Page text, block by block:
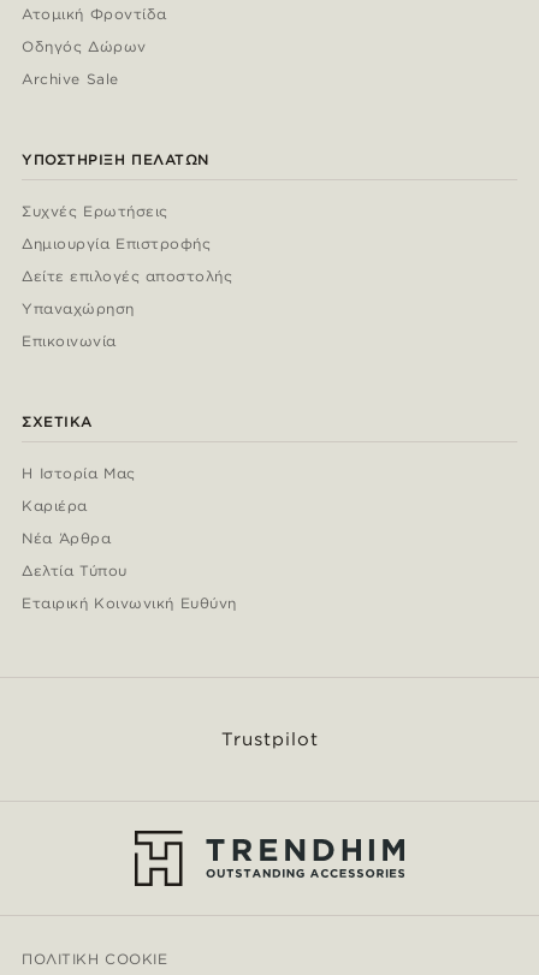
Ατομική Φροντίδα
Οδηγός Δώρων
Archive Sale
ΥΠΟΣΤΉΡΙΞΗ ΠΕΛΑΤΏΝ
Συχνές Ερωτήσεις
Δημιουργία Επιστροφής
Δείτε επιλογές αποστολής
Υπαναχώρηση
Επικοινωνία
ΣΧΕΤΙΚΆ
Η Ιστορία Μας
Καριέρα
Νέα Άρθρα
Δελτία Τύπου
Εταιρική Κοινωνική Ευθύνη
Trustpilot
ΠΟΛΙΤΙΚΉ COOKIE